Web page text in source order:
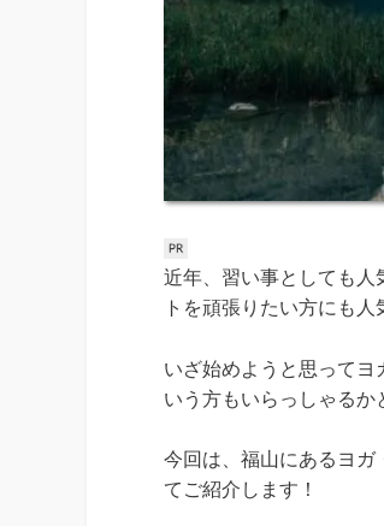
近年、習い事としても人
トを頑張りたい方にも人
いざ始めようと思ってヨ
いう方もいらっしゃるか
今回は、福山にあるヨガ
てご紹介します！